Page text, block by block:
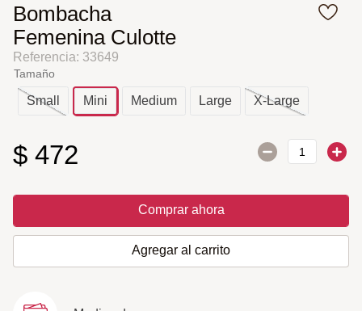
Bombacha
Femenina Culotte
Referencia: 33649
Tamaño
Small Mini Medium Large X-Large
$ 472
Comprar ahora
Agregar al carrito